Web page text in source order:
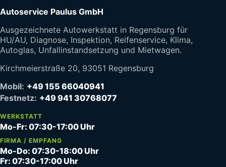
Autoservice Paulus GmbH
Ausgezeichnete Autowerkstatt in Regensburg für
HU/AU, Diagnose, Inspektion, Reifenservice, Klima,
Autoglas, Unfallinstandsetzung und Mietwagen.
Kirchmeierstraße 20, 93051 Regensburg
Mobil: +49 155 66040941
Festnetz: +49 941 30768077
WERKSTATT
Mo-Fr: 07:30-17:00 Uhr
FIRMA / EMPFANG
Mo-Do: 07:30-18:00 Uhr
Fr: 07:30-17:00 Uhr